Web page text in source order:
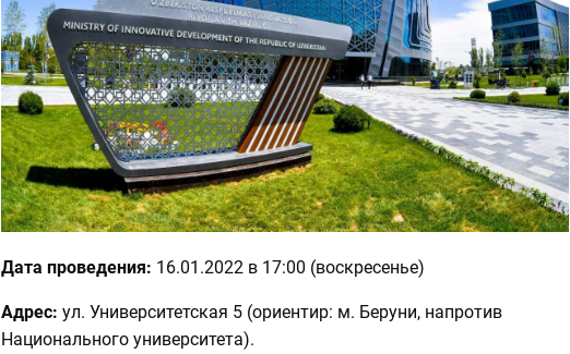
Дата проведения: 16.01.2022 в 17:00 (воскресенье)
Адрес: ул. Университетская 5 (ориентир: м. Беруни, напротив
Национального университета).